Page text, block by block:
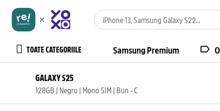
TOATE CATEGORIILE Samsung Premium
GALAXY S25
128GB | Negru | Mono SIM | Bun - C